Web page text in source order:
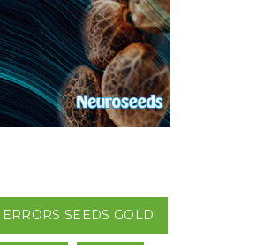
ERRORS SEEDS GOLD